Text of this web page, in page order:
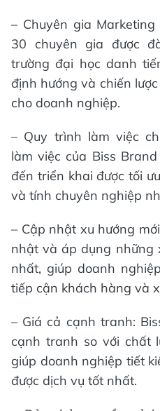
– Chuyên gia
30 chuyên gia được
trường đại học danh
định hướng và chiến
cho doanh nghiệp.
– Quy trình làm việc
làm việc của Biss
đến triển khai được tối
và tính chuyên nghiệp
– Cập nhật xu hướng
nhật và áp dụng những
nhất, giúp doanh
tiếp cận khách hàng và
– Giá cả cạnh tranh:
cạnh tranh so với chất
giúp doanh nghiệp tiết
được dịch vụ tốt nhất.